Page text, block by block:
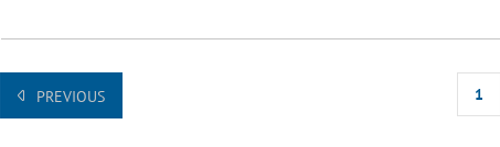
PREVIOUS 1